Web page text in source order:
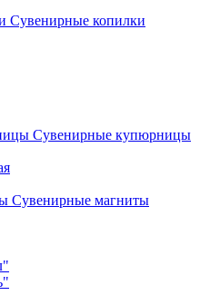
Сувенирные копилки
Сувенирные купюрницы
Сувенирные магниты